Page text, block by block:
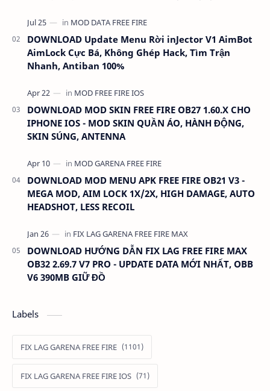
KHÔN…
DOWNLOAD Update Menu Rời inJector V1 AimBot
AimLock Cực Bá, Không Ghép Hack, Tìm Trận
Nhanh, Antiban 100%
DOWNLOAD MOD SKIN FREE FIRE OB27 1.60.X CHO
IPHONE IOS - MOD SKIN QUẦN ÁO, HÀNH ĐỘNG,
SKIN SÚNG, ANTENNA
DOWNLOAD MOD MENU APK FREE FIRE OB21 V3 -
MEGA MOD, AIM LOCK 1X/2X, HIGH DAMAGE, AUTO
HEADSHOT, LESS RECOIL
DOWNLOAD HƯỚNG DẪN FIX LAG FREE FIRE MAX
OB32 2.69.7 V7 PRO - UPDATE DATA MỚI NHẤT, OBB
V6 390MB GIỮ ĐỒ
Labels
FIX LAG GARENA FREE FIRE
FIX LAG GARENA FREE FIRE IOS